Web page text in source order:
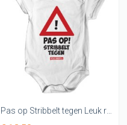
Pas op Stribbelt tegen Leuk rompertje